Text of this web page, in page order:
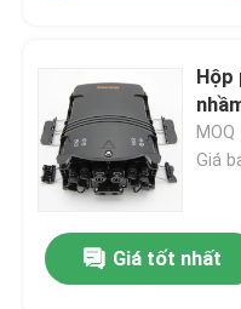
Video
Về chúng tôi
Tham quan nhà máy
Hộp
MOQ
Giá
Giá tốt nhất